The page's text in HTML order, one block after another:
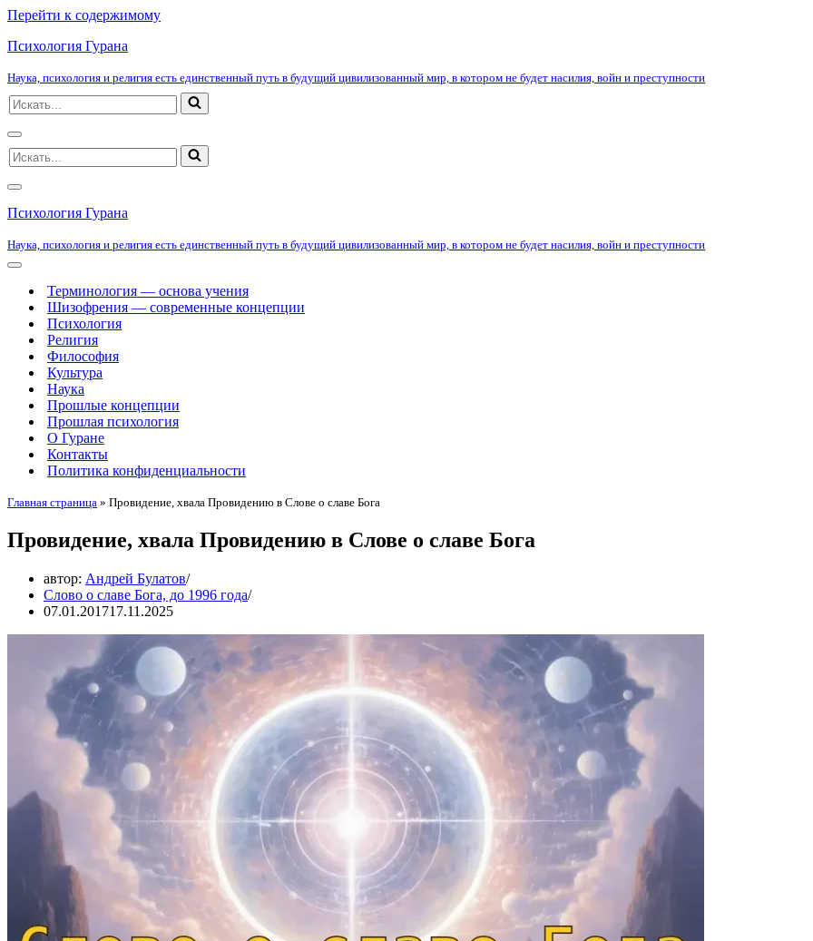
Перейти к содержимому
Психология Гурана
Наука, психология и религия есть единственный путь в будущий цивилизованный мир, в котором не будет насилия, войн и преступности
Искать...
Меню
навигации
Искать...
Меню
навигации
Психология Гурана
Наука, психология и религия есть единственный путь в будущий цивилизованный мир, в котором не будет насилия, войн и преступности
Меню
навигацииТерминология — основа учения
Шизофрения — современные концепции
Психология
Религия
Философия
Культура
Наука
Прошлые концепции
Прошлая психология
О Гуране
Контакты
Политика конфиденциальности
Главная страница » Провидение, хвала Провидению в Слове о славе Бога
Провидение, хвала Провидению в Слове о славе Бога
автор: Андрей Булатов
Слово о славе Бога, до 1996 года
07.01.201717.11.2025